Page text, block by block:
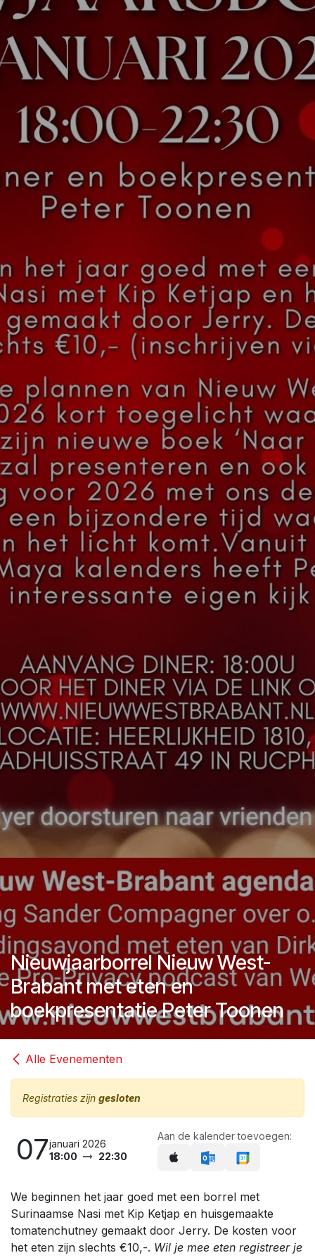
Nieuwjaarborrel Nieuw West-
Brabant met eten en
boekpresentatie Peter Toonen
Alle Evenementen
Registraties zijn gesloten
07januari 2026
18:00
22:30
Aan de kalender toevoegen:
We beginnen het jaar goed met een borrel met
Surinaamse Nasi met Kip Ketjap en huisgemaakte
tomatenchutney gemaakt door Jerry. De kosten voor
het eten zijn slechts €10,-. Wil je mee eten registreer je